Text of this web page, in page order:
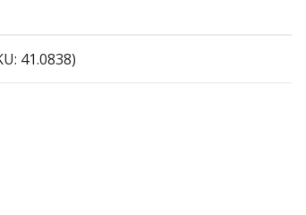
41.0838)